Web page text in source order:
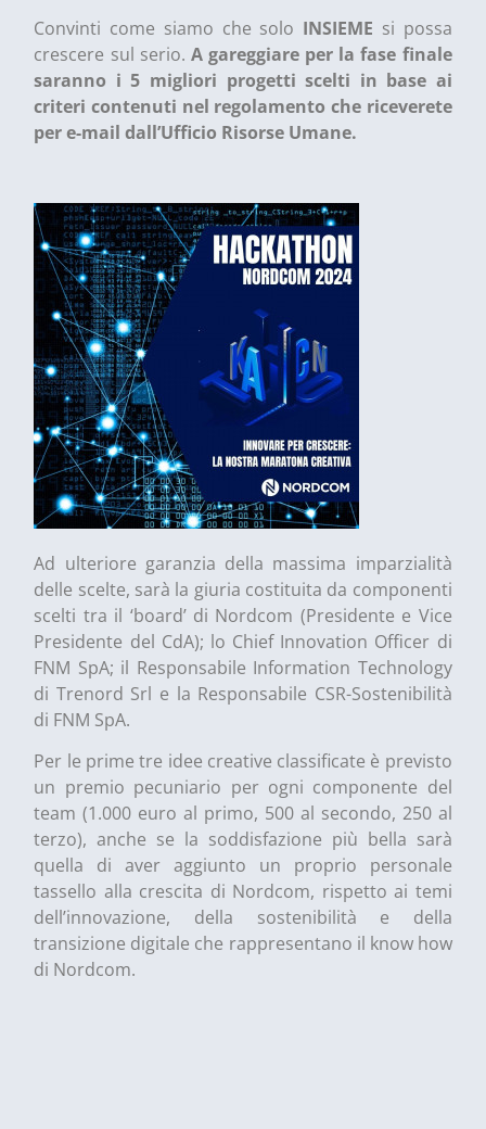
Convinti come siamo che solo INSIEME si possa
crescere sul serio. A gareggiare per la fase finale
saranno i 5 migliori progetti scelti in base ai
criteri contenuti nel regolamento che riceverete
per e-mail dall’Ufficio Risorse Umane.
Ad ulteriore garanzia della massima imparzialità
delle scelte, sarà la giuria costituita da componenti
scelti tra il ‘board’ di Nordcom (Presidente e Vice
Presidente del CdA); lo Chief Innovation Officer di
FNM SpA; il Responsabile Information Technology
di Trenord Srl e la Responsabile CSR-Sostenibilità
di FNM SpA.
Per le prime tre idee creative classificate è previsto
un premio pecuniario per ogni componente del
team (1.000 euro al primo, 500 al secondo, 250 al
terzo), anche se la soddisfazione più bella sarà
quella di aver aggiunto un proprio personale
tassello alla crescita di Nordcom, rispetto ai temi
dell’innovazione, della sostenibilità e della
transizione digitale che rappresentano il know how
di Nordcom.